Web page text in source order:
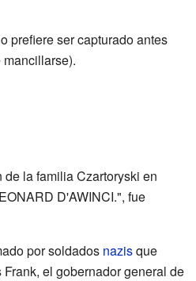
prefiere ser capturado antes
la familia Czartoryski en
D'AWINCI.", fue
por soldados nazisque
Frank, el gobernador general de